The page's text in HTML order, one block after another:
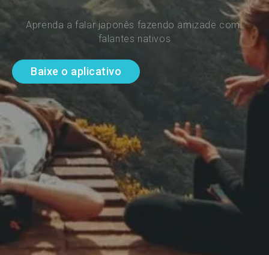
Aprenda a falar japonês fazendo amizade com
falantes nativos
Baixe o aplicativo